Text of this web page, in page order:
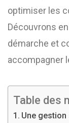
optimiser les
Découvrons
démarche et
accompagner
Table des
Une